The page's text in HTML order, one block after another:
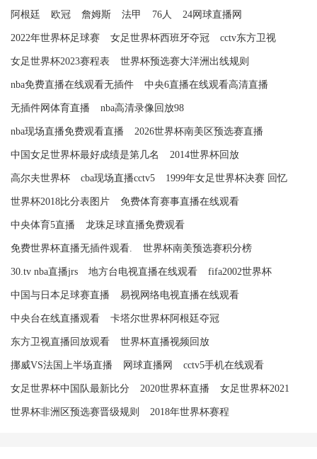
阿根廷 欧冠 詹姆斯 法甲 76人 24网球直播网
2022年世界杯足球赛 女足世界杯西班牙夺冠 cctv东方卫视
女足世界杯2023赛程表 世界杯预选赛大洋洲出线规则
nba免费直播在线观看无插件 中央6直播在线观看高清直播
无插件网体育直播 nba高清录像回放98
nba现场直播免费观看直播 2026世界杯南美区预选赛直播
中国女足世界杯最好成绩是第几名 2014世界杯回放
高尔夫世界杯 cba现场直播cctv5 1999年女足世界杯决赛 回忆
世界杯2018比分表图片 免费体育赛事直播在线观看
中央体育5直播 龙珠足球直播免费观看
免费世界杯直播无插件观看. 世界杯南美预选赛积分榜
30.tv nba直播jrs 地方台电视直播在线观看 fifa2002世界杯
中国与日本足球赛直播 易视网络电视直播在线观看
中央台在线直播观看 卡塔尔世界杯阿根廷夺冠
东方卫视直播回放观看 世界杯直播视频回放
挪威VS法国上半场直播 网球直播网 cctv5手机在线观看
女足世界杯中国队最新比分 2020世界杯直播 女足世界杯2021
世界杯非洲区预选赛晋级规则 2018年世界杯赛程